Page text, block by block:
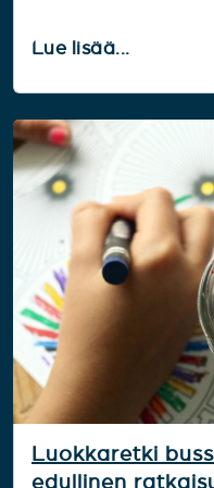
Lue lisää...
Luokkaretki
edullinen